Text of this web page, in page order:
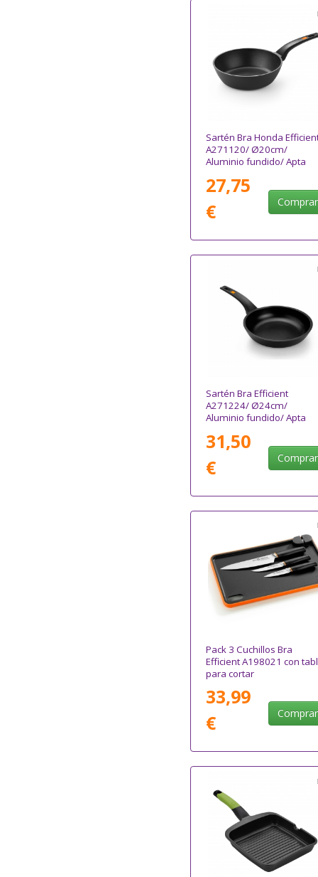
Sartén Bra Honda
A271120/ Ø20cm/
Aluminio fundido/ Apta
27,75
€
Comprar
Sartén Bra Efficient
A271224/ Ø24cm/
Aluminio fundido/ Apta
31,50
€
Comprar
Pack 3 Cuchillos Bra
Efficient A198021 con
para cortar
33,99
€
Comprar